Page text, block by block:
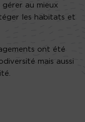
gérer au mieux
les habitats et
ont été
mais aussi